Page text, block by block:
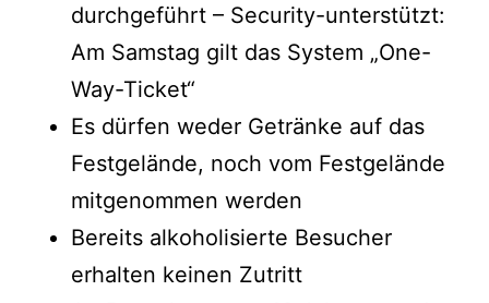
durchgeführt – Security-unterstützt:
Am Samstag gilt das System „One-
Way-Ticket“
Es dürfen weder Getränke auf das
Festgelände, noch vom Festgelände
mitgenommen werden
Bereits alkoholisierte Besucher
erhalten keinen Zutritt